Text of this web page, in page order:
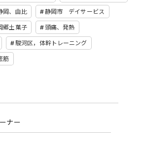
岡、由比 静岡市 デイサービス
郷土菓子 頭痛、発熱
駿河区，体幹トレーニング
筋
ナー